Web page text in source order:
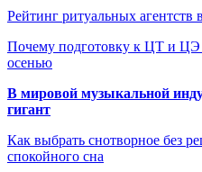
Рейтинг ритуальных агентств
Почему подготовку к ЦТ и ЦЭ
осенью
В мировой музыкальной
гигант
Как выбрать снотворное без
спокойного сна